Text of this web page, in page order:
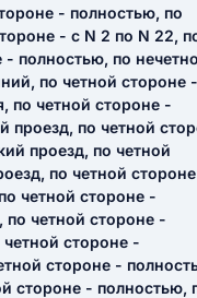
- полностью, по
- с N 2 по N 22,
- полностью, по
по четной стороне -
по четной стороне -
проезд, по четной
проезд, по четной
по четной
четной стороне -
по четной стороне -
стороне -
стороне -
стороне - полностью,